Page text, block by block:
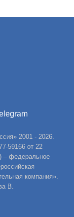
2001 - 2026.
59166 от 22
– федеральное
компания».
В.